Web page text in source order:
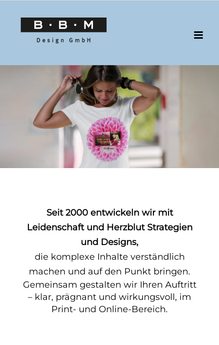
content
Seit 2000 entwickeln wir mit
Leidenschaft und Herzblut Strategien
und Designs,
die komplexe Inhalte verständlich
machen und auf den Punkt bringen.
Gemeinsam gestalten wir Ihren Auftritt
– klar, prägnant und wirkungsvoll, im
Print- und Online-Bereich.